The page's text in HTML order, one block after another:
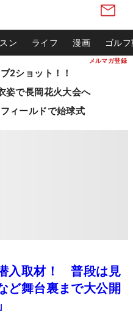
メルマガ登録
ン ライフ 漫画 ゴル
2ショット！！
姿で長岡花火大会へ
ィールドで始球式
入取材！ 普段は見
ど舞台裏まで大公開